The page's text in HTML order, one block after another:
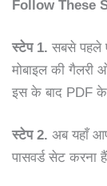
Follow These
स्टेप 1. सबसे पहले
मोबाइल की गैलरी
इस के बाद PDF
स्टेप 2. अब यहाँ
पासवर्ड सेट करना